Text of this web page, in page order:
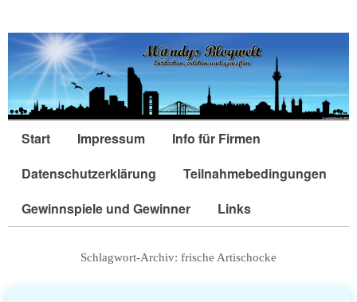
Start Impressum
Info für Firmen
Datenschutzerklärung
Teilnahmebedingungen
Gewinnspiele und Gewinner
Links
Schlagwort-Archiv: frische Artischocke